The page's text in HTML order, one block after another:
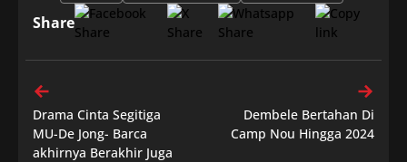
Share
Drama Cinta Segitiga
MU-De Jong- Barca
akhirnya Berakhir Juga
Dembele Bertahan Di
Camp Nou Hingga 2024